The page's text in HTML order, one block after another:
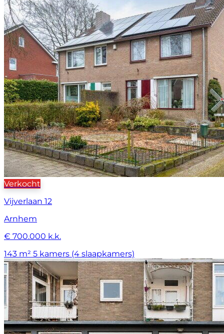
Verkocht
Vijverlaan 12
Arnhem
€ 700.000 k.k.
143 m² 5 kamers (4 slaapkamers)